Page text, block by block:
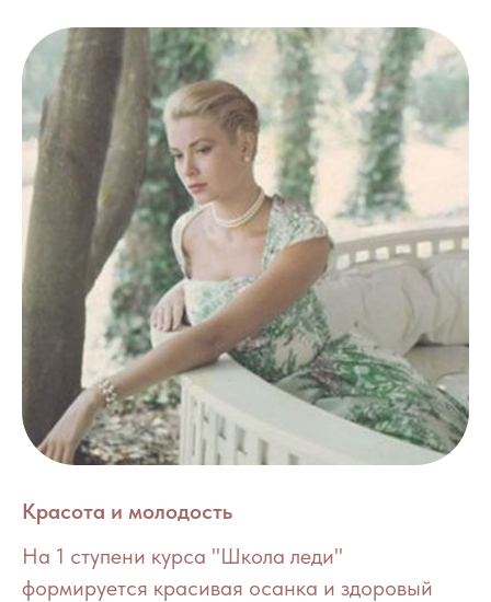
Красота и молодость
На 1 ступени курса "Школа леди"
формируется красивая осанка и здоровый